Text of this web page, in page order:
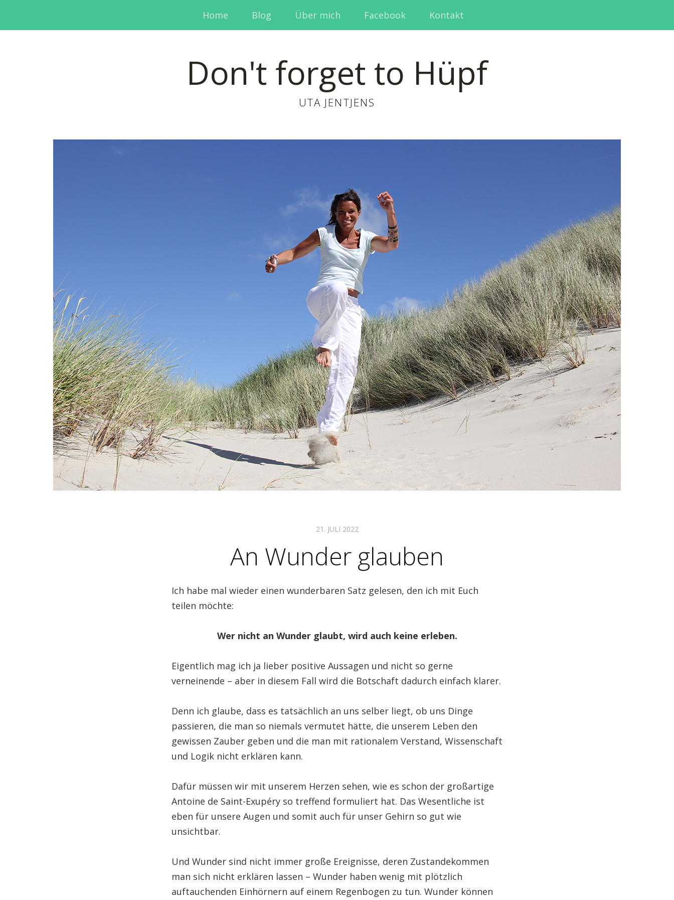
Home Blog Über mich Facebook Kontakt
Don't forget to Hüpf
UTA JENTJENS
21. JULI 2022
An Wunder glauben
Ich habe mal wieder einen wunderbaren Satz gelesen, den ich mit Euch
teilen möchte:
Wer nicht an Wunder glaubt, wird auch keine erleben.
Eigentlich mag ich ja lieber positive Aussagen und nicht so gerne
verneinende – aber in diesem Fall wird die Botschaft dadurch einfach klarer.
Denn ich glaube, dass es tatsächlich an uns selber liegt, ob uns Dinge
passieren, die man so niemals vermutet hätte, die unserem Leben den
gewissen Zauber geben und die man mit rationalem Verstand, Wissenschaft
und Logik nicht erklären kann.
Dafür müssen wir mit unserem Herzen sehen, wie es schon der großartige
Antoine de Saint-Exupéry so treffend formuliert hat. Das Wesentliche ist
eben für unsere Augen und somit auch für unser Gehirn so gut wie
unsichtbar.
Und Wunder sind nicht immer große Ereignisse, deren Zustandekommen
man sich nicht erklären lassen – Wunder haben wenig mit plötzlich
auftauchenden Einhörnern auf einem Regenbogen zu tun. Wunder können